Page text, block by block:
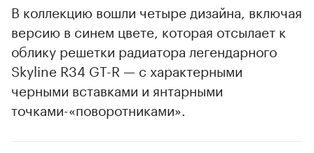
В коллекцию вошли четыре дизайна, включая
версию в синем цвете, которая отсылает к
облику решетки радиатора легендарного
Skyline R34 GT-R — с характерными
черными вставками и янтарными
точками-«поворотниками».